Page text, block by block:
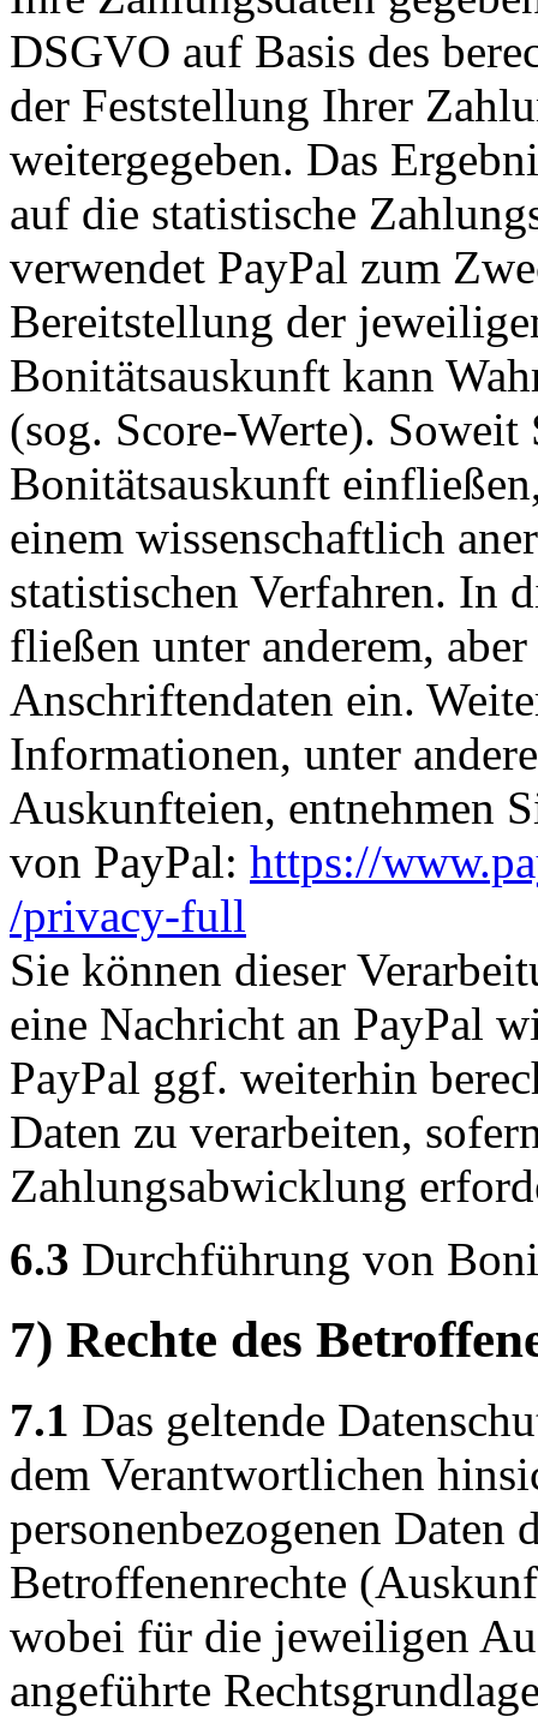
DSGVO auf Basis des
der Feststellung Ihrer
weitergegeben. Das
auf die statistische
verwendet PayPal zum
Bereitstellung der
Bonitätsauskunft kann
(sog. Score-Werte). Soweit
Bonitätsauskunft
einem wissenschaftlich
statistischen Verfahren. In
fließen unter anderem,
Anschriftendaten ein.
Informationen, unter
Auskunfteien, entnehmen
von PayPal: https://
/privacy-full
Sie können dieser
eine Nachricht an PayPal
PayPal ggf. weiterhin
Daten zu verarbeiten,
Zahlungsabwicklung
6.3 Durchführung von
7) Rechte des
7.1 Das geltende
dem Verantwortlichen
personenbezogenen Daten
Betroffenenrechte
wobei für die jeweiligen
angeführte